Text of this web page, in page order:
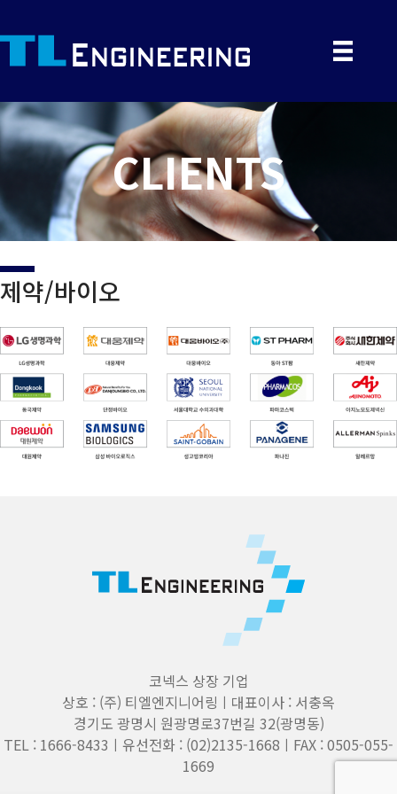
CLIENTS
제약/바이오
코넥스 상장 기업
상호 : (주) 티엘엔지니어링ㅣ대표이사 : 서충옥
경기도 광명시 원광명로37번길 32(광명동)
TEL : 1666-8433ㅣ유선전화 : (02)2135-1668ㅣFAX : 0505-055-
1669